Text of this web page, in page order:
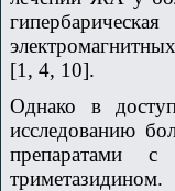
[1, 4, 10].
Однако в
исследованию
препаратами с
триметазидином.